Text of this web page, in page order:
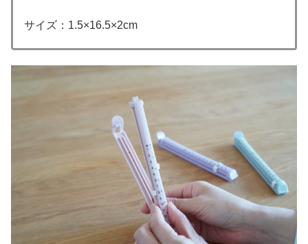
サイズ：1.5×16.5×2cm